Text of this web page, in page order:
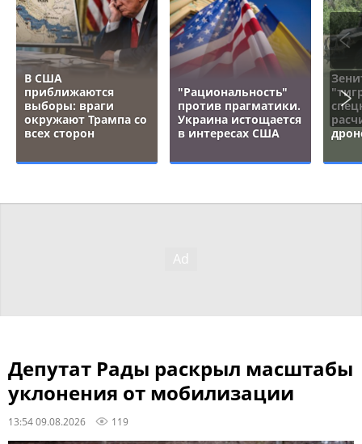
В США
приближаются
выборы: враги
окружают Трампа со
всех сторон
"Рациональность"
против прагматики.
Украина истощается
в интересах США
Депутат Рады раскрыл масштабы
уклонения от мобилизации
13:54 09.08.2026 119